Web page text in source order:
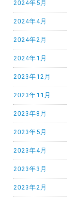
2024年5月
2024年4月
2024年2月
2024年1月
2023年12月
2023年11月
2023年8月
2023年5月
2023年4月
2023年3月
2023年2月